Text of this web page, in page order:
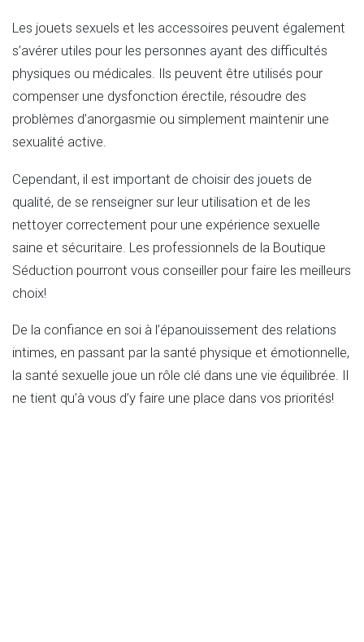
Les jouets sexuels et les accessoires peuvent également
s’avérer utiles pour les personnes ayant des difficultés
physiques ou médicales. Ils peuvent être utilisés pour
compenser une dysfonction érectile, résoudre des
problèmes d’anorgasmie ou simplement maintenir une
sexualité active.
Cependant, il est important de choisir des jouets de
qualité, de se renseigner sur leur utilisation et de les
nettoyer correctement pour une expérience sexuelle
saine et sécuritaire. Les professionnels de la Boutique
Séduction pourront vous conseiller pour faire les meilleurs
choix!
De la confiance en soi à l’épanouissement des relations
intimes, en passant par la santé physique et émotionnelle,
la santé sexuelle joue un rôle clé dans une vie équilibrée. Il
ne tient qu’à vous d’y faire une place dans vos priorités!